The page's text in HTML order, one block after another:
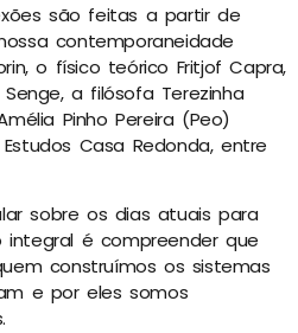
são feitas a partir de
contemporaneidade
o físico teórico Fritjof Capra,
a filósofa Terezinha
Pinho Pereira (Peo)
Casa Redonda, entre
sobre os dias atuais para
é compreender que
construímos os sistemas
e por eles somos